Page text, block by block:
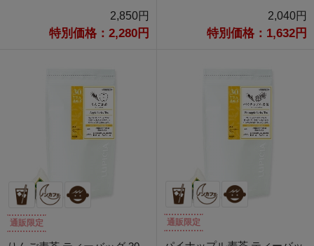
2,850円
特別価格：2,280円
2,040円
特別価格：1,632円
通販限定 通販限定